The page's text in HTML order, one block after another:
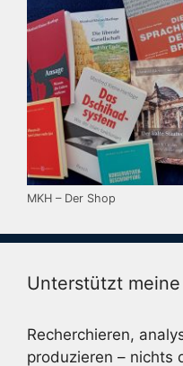
MKH – Der Shop
Unterstützt
Recherchieren,
produzieren – nichts